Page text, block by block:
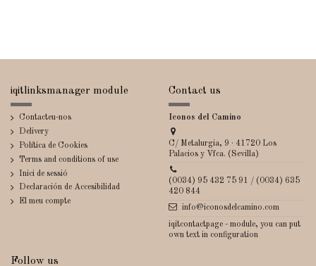
iqitlinksmanager module
Contacteu-nos
Delivery
Política de Cookies
Terms and conditions of use
Inici de sessió
Declaración de Accesibilidad
El meu compte
Contact us
Iconos del Camino
C/ Metalurgia, 9 · 41720 Los
Palacios y Vfca. (Sevilla)
(0034) 95 432 75 91 / (0034) 635
420 844
info@iconosdelcamino.com
iqitcontactpage - module, you can put
own text in configuration
Follow us